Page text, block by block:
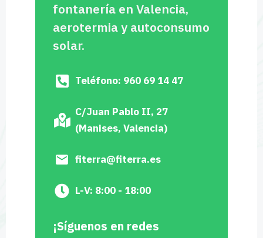
fontanería en Valencia,
aerotermia y autoconsumo
solar.
Teléfono: 960 69 14 47
C/Juan Pablo II, 27
(Manises, Valencia)
fiterra@fiterra.es
L-V: 8:00 - 18:00
¡Síguenos en redes